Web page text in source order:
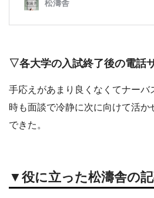
▽各大学の入試終了後の電話
手応えがあまり良くなくてナーバ
時も面談で冷静に次に向けて活
できた。
▼役に立った松濤舎の